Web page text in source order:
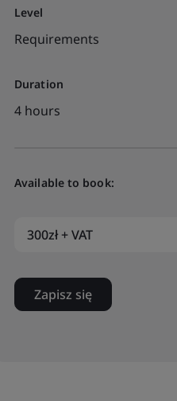
Level
Requirements
Duration
4 hours
Available to book:
300zł + VAT
Zapisz się